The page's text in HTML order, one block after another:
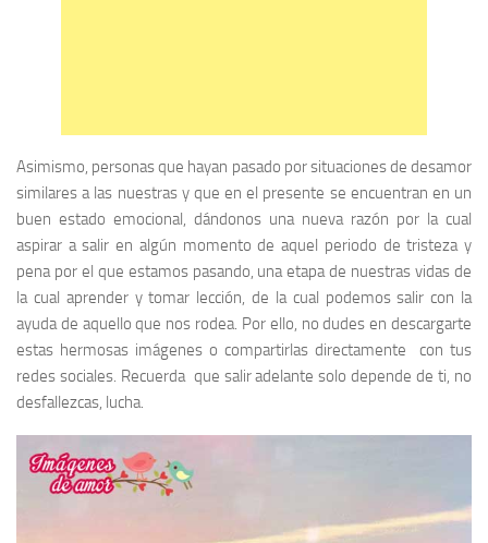
Asimismo, personas que hayan pasado por situaciones de desamor
similares a las nuestras y que en el presente se encuentran en un
buen estado emocional, dándonos una nueva razón por la cual
aspirar a salir en algún momento de aquel periodo de tristeza y
pena por el que estamos pasando, una etapa de nuestras vidas de
la cual aprender y tomar lección, de la cual podemos salir con la
ayuda de aquello que nos rodea. Por ello, no dudes en descargarte
estas hermosas imágenes o compartirlas directamente con tus
redes sociales. Recuerda que salir adelante solo depende de ti, no
desfallezcas, lucha.